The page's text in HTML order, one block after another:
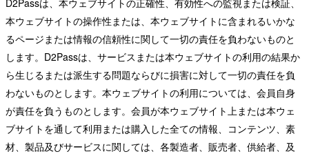
本ウェブサイトの操作性または、本ウェブサイトに含まれるいかな
るページまたは情報の信頼性に関して一切の責任を負わないものと
します。D2Passは、サービスまたは本ウェブサイトの利用の結果か
ら生じるまたは派生する問題ならびに損害に対して一切の責任を負
わないものとします。本ウェブサイトの利用については、会員自身
が責任を負うものとします。会員が本ウェブサイト上または本ウェ
ブサイトを通して利用または購入した全ての情報、コンテンツ、素
材、製品及びサービスに関しては、各製造者、販売者、供給者、及